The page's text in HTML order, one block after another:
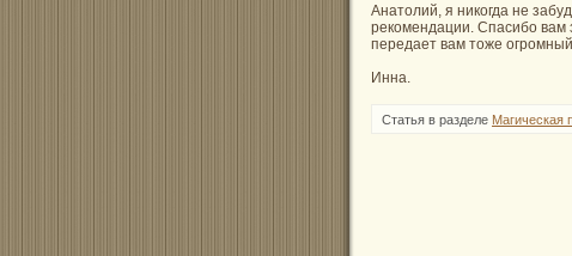
Анатолий, я никогда не
рекомендации. Спасибо
передает вам тоже
Инна.
Статья в разделе Магическая